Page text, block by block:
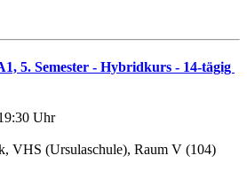
5. Semester - Hybridkurs - 14-tägig
Uhr
VHS (Ursulaschule), Raum V (104)